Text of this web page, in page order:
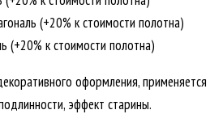
оформления, применяется
эффект старины.